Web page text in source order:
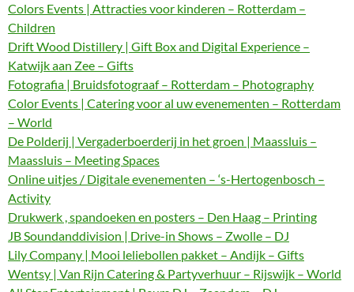
Colors Events | Attracties voor kinderen – Rotterdam –
Children
Drift Wood Distillery | Gift Box and Digital Experience –
Katwijk aan Zee – Gifts
Fotografia | Bruidsfotograaf – Rotterdam – Photography
Color Events | Catering voor al uw evenementen – Rotterdam
– World
De Polderij | Vergaderboerderij in het groen | Maassluis –
Maassluis – Meeting Spaces
Online uitjes / Digitale evenementen – ‘s-Hertogenbosch –
Activity
Drukwerk , spandoeken en posters – Den Haag – Printing
JB Soundanddivision | Drive-in Shows – Zwolle – DJ
Lily Company | Mooi leliebollen pakket – Andijk – Gifts
Wentsy | Van Rijn Catering & Partyverhuur – Rijswijk – World